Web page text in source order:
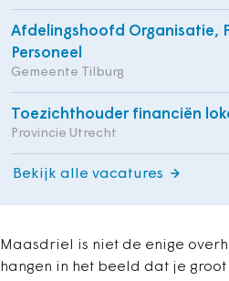
Afdelingshoofd Organisatie,
Personeel
Gemeente Tilburg
Toezichthouder financiën
Provincie Utrecht
Bekijk alle vacatures
Maasdriel is niet de enige
hangen in het beeld dat je